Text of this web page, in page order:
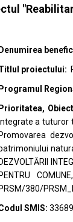
Denumirea
proiectului:
Programul
Prioritatea,
a tuturor
Promovarea
DEZVOLTĂRII
PENTRU
PRSM/380/
SMIS: